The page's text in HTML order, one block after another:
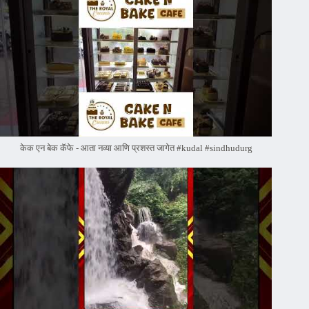
केक एन बेक कॅफे - आता नव्या आणि प्रशस्त जागेत #kudal #sindhudurg